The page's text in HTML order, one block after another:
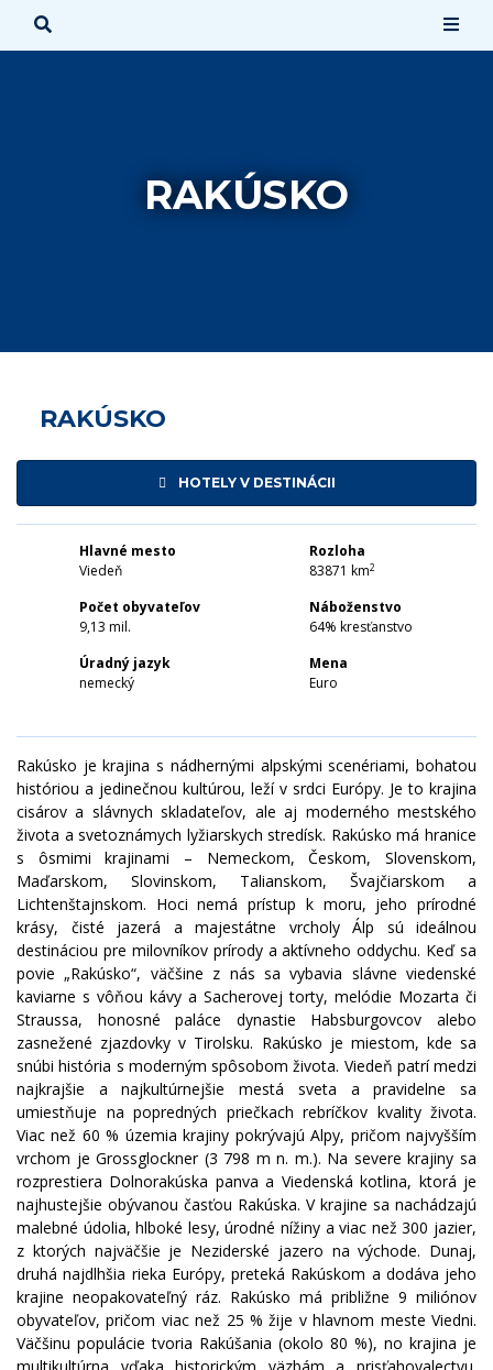
RAKÚSKO
RAKÚSKO
HOTELY V DESTINÁCII
Hlavné mesto
Viedeň
Počet obyvateľov
9,13 mil.
Úradný jazyk
nemecký
Rozloha
83871 km2
Náboženstvo
64% kresťanstvo
Mena
Euro
Rakúsko je krajina s nádhernými alpskými scenériami, bohatou
históriou a jedinečnou kultúrou, leží v srdci Európy. Je to krajina
cisárov a slávnych skladateľov, ale aj moderného mestského
života a svetoznámych lyžiarskych stredísk. Rakúsko má hranice
s ôsmimi krajinami – Nemeckom, Českom, Slovenskom,
Maďarskom, Slovinskom, Talianskom, Švajčiarskom a
Lichtenštajnskom. Hoci nemá prístup k moru, jeho prírodné
krásy, čisté jazerá a majestátne vrcholy Álp sú ideálnou
destináciou pre milovníkov prírody a aktívneho oddychu. Keď sa
povie „Rakúsko“, väčšine z nás sa vybavia slávne viedenské
kaviarne s vôňou kávy a Sacherovej torty, melódie Mozarta či
Straussa, honosné paláce dynastie Habsburgovcov alebo
zasnežené zjazdovky v Tirolsku. Rakúsko je miestom, kde sa
snúbi história s moderným spôsobom života. Viedeň patrí medzi
najkrajšie a najkultúrnejšie mestá sveta a pravidelne sa
umiestňuje na popredných priečkach rebríčkov kvality života.
Viac než 60 % územia krajiny pokrývajú Alpy, pričom najvyšším
vrchom je Grossglockner (3 798 m n. m.). Na severe krajiny sa
rozprestiera Dolnorakúska panva a Viedenská kotlina, ktorá je
najhustejšie obývanou časťou Rakúska. V krajine sa nachádzajú
malebné údolia, hlboké lesy, úrodné nížiny a viac než 300 jazier,
z ktorých najväčšie je Neziderské jazero na východe. Dunaj,
druhá najdlhšia rieka Európy, preteká Rakúskom a dodáva jeho
krajine neopakovateľný ráz. Rakúsko má približne 9 miliónov
obyvateľov, pričom viac než 25 % žije v hlavnom meste Viedni.
Väčšinu populácie tvoria Rakúšania (okolo 80 %), no krajina je